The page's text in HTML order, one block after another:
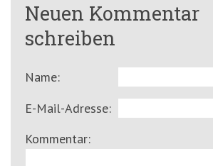
Neuen Kommentar
schreiben
Name:
E-Mail-Adresse:
Kommentar: